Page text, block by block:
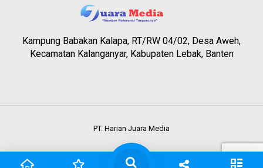
Kampung Babakan Kalapa, RT/RW 04/02, Desa Aweh,
Kecamatan Kalanganyar, Kabupaten Lebak, Banten
PT. Harian Juara Media